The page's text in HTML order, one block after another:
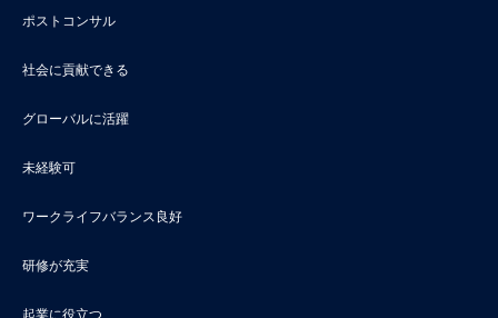
ポストコンサル
社会に貢献できる
グローバルに活躍
未経験可
ワークライフバランス良好
研修が充実